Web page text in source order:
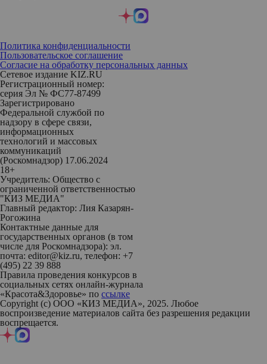
Политика конфиденциальности
Пользовательское соглашение
Согласие на обработку персональных данных
Сетевое издание KIZ.RU
Регистрационный номер:
серия Эл № ФС77-87499
Зарегистрировано
Федеральной службой по
надзору в сфере связи,
информационных
технологий и массовых
коммуникаций
(Роскомнадзор) 17.06.2024
18+
Учредитель: Общество с
ограниченной ответственностью
"КИЗ МЕДИА"
Главный редактор: Лия Казарян-
Рогожина
Контактные данные для
государственных органов (в том
числе для Роскомнадзора): эл.
почта: editor@kiz.ru, телефон: +7
(495) 22 39 888
Правила проведения конкурсов в
социальных сетях онлайн-журнала
«Красота&Здоровье» по ссылке
Copyright (с) ООО «КИЗ МЕДИА», 2025. Любое
воспроизведение материалов сайта без разрешения редакции
воспрещается.